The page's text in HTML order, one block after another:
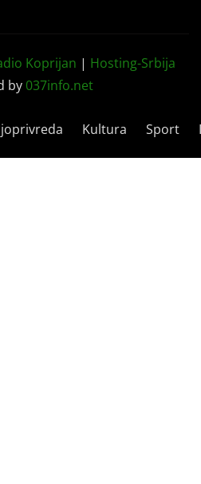
Koprijan | Hosting-Srbija
by 037info.net
Kultura Sport